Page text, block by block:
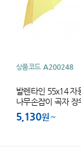
상품코드 A200248
발렌타인 55x14 자
나무손잡이 곡자 장
5,130원